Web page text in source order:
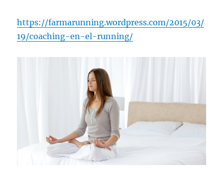
https://farmarunning.wordpress.com/2015/03/
19/coaching-en-el-running/